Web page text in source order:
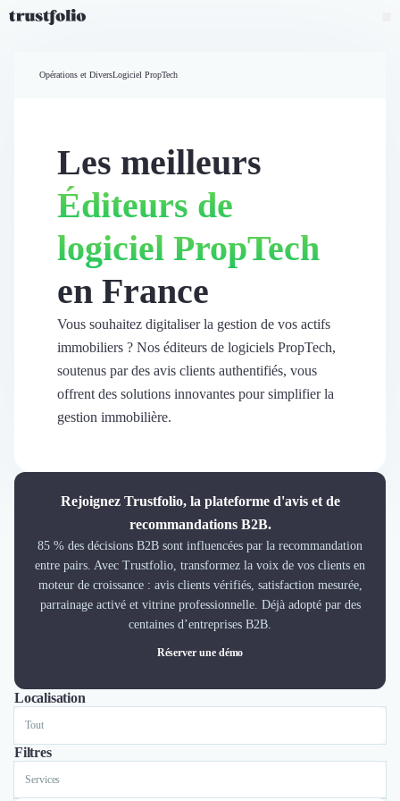
Widgets d'avis
Partage d’avis multicanal
Vidéo de témoignage
Parrainage
Intent data
Vitrine & média
Suivi du ROI
Voir tous nos avis clients
Découvrir le média
Cabinet de Recrutement
Intérim
Formation
Gestion paie
Qualité de Vie au Travail (QVT)
Portage Salarial
Responsabilité Sociétale des Entreprises (RSE)
Marketplace de freelance
Coaching
Accueil
Opérations et DiversLogiciel PropTech
Les meilleurs
Éditeurs de
logiciel PropTech
en France
Vous souhaitez digitaliser la gestion de vos actifs
immobiliers ? Nos éditeurs de logiciels PropTech,
soutenus par des avis clients authentifiés, vous
offrent des solutions innovantes pour simplifier la
gestion immobilière.
Rejoignez Trustfolio, la plateforme d'avis et de
recommandations B2B.
85 % des décisions B2B sont influencées par la recommandation
entre pairs. Avec Trustfolio, transformez la voix de vos clients en
moteur de croissance : avis clients vérifiés, satisfaction mesurée,
parrainage activé et vitrine professionnelle. Déjà adopté par des
centaines d’entreprises B2B.
Réserver une démo
Localisation
ToutLyonParis
Filtres
Services